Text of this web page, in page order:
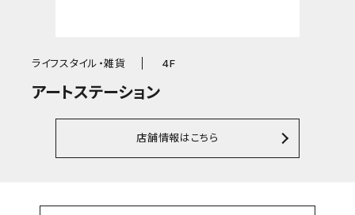
ライフスタイル・雑貨 4F
アートステーション
店舗情報はこちら